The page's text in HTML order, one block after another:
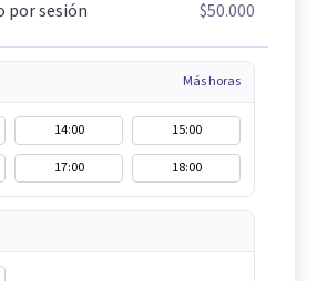
por sesión
$50.000
Más horas
14:00
15:00
17:00 18:00